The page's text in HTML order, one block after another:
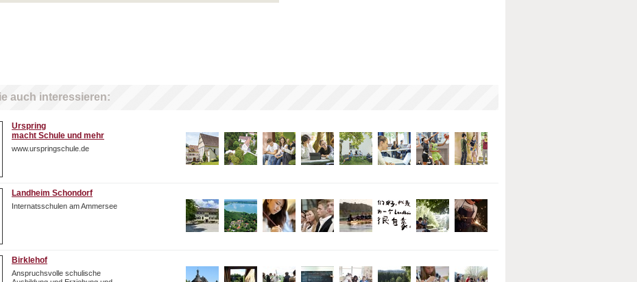
auch interessieren:
Urspring
macht Schule und mehr
www.urspringschule.de
Landheim Schondorf
Internatsschulen am Ammersee
Birklehof
Anspruchsvolle schulische